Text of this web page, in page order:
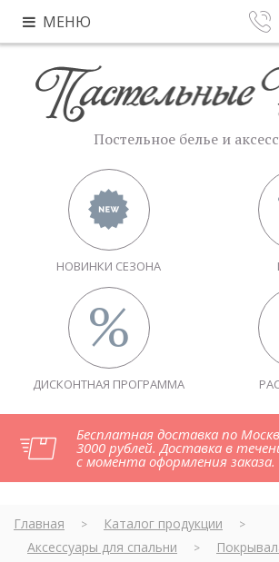
МЕНЮ Вход
Постельное белье и
НОВИНКИ СЕЗОНА
ДИСКОНТНАЯ ПРОГРАММА
Бесплатная доставка по
3000 рублей. Доставка в
с момента оформления заказа.
Главная > Каталог продукции >
Аксессуары для спальни >